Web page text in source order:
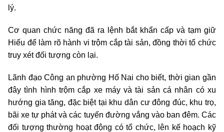
lý.
Cơ quan chức năng đã ra lệnh bắt khẩn cấp và tạm giữ
Hiếu để làm rõ hành vi trộm cắp tài sản, đồng thời tổ chức
truy xét đối tượng còn lại.
Lãnh đạo Công an phường Hố Nai cho biết, thời gian gần
đây tình hình trộm cắp xe máy và tài sản cá nhân có xu
hướng gia tăng, đặc biệt tại khu dân cư đông đúc, khu trọ,
bãi xe tự phát và các tuyến đường vắng vào ban đêm. Các
đối tượng thường hoạt động có tổ chức, lên kế hoạch kỹ